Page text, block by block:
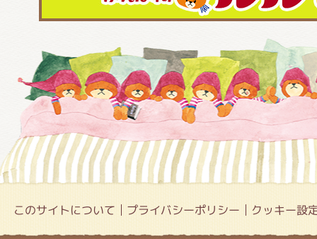
このサイトについて プライバシーポリシー クッキー設